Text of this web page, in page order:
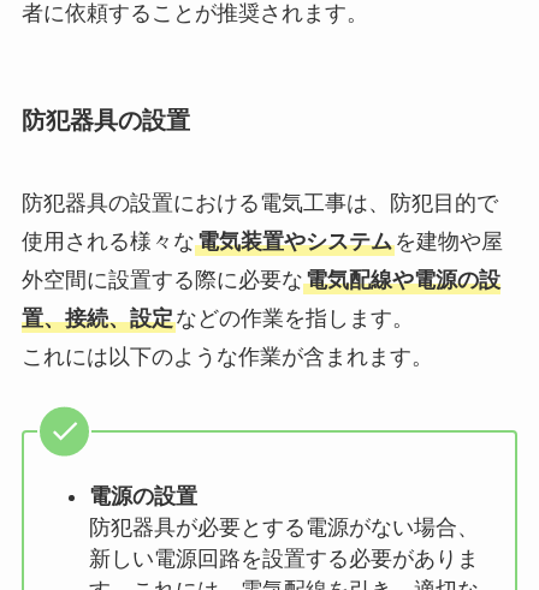
者に依頼することが推奨されます。
防犯器具の設置
防犯器具の設置における電気工事は、防犯目的で
使用される様々な電気装置やシステムを建物や屋
外空間に設置する際に必要な電気配線や電源の設
置、接続、設定などの作業を指します。
これには以下のような作業が含まれます。
電源の設置
防犯器具が必要とする電源がない場合、
新しい電源回路を設置する必要がありま